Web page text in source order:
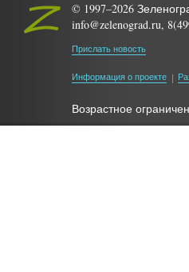
© 1997–2026
info@zelenograd.ru,
Прислать новость
Информация о проекте
Возрастное